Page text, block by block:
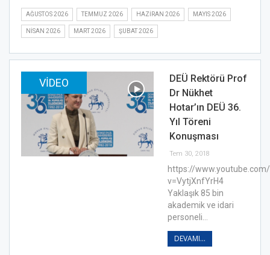
AĞUSTOS 2026 TEMMUZ 2026 HAZIRAN 2026 MAYIS 2026
NISAN 2026 MART 2026 ŞUBAT 2026
VIDEO
DEÜ Rektörü Prof
Dr Nükhet
Hotar’ın DEÜ 36.
Yıl Töreni
Konuşması
Tem 30, 2018
https://
v=VytjXnfYrH4
Yaklaşık 85 bin
akademik ve idari
personeli…
DEVAMI...